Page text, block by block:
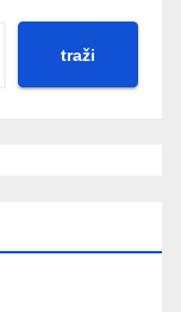
traži